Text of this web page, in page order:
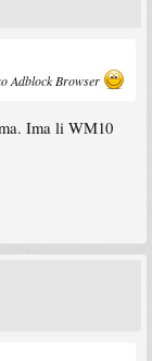
Adblock Browser
Ima li WM10